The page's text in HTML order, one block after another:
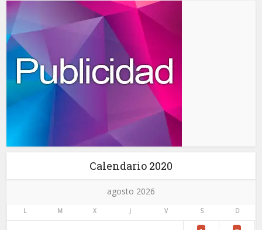
Calendario 2020
agosto 2026
L M X J V S D